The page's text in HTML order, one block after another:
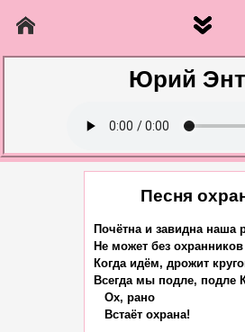
Юрий
Песня
Почётна и завидна наша
Hе может без
Когда идём, дрожит
Всегда мы подле, подле
   Ох, рано
   Встаёт охрана!